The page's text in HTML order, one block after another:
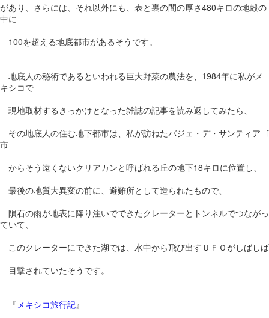
があり、さらには、それ以外にも、表と裏の間の厚さ480キロの地殻の
中に
100を超える地底都市があるそうです。
地底人の秘術であるといわれる巨大野菜の農法を、1984年に私がメ
キシコで
現地取材するきっかけとなった雑誌の記事を読み返してみたら、
その地底人の住む地下都市は、私が訪ねたバジェ・デ・サンティアゴ
市
からそう遠くないクリアカンと呼ばれる丘の地下18キロに位置し、
最後の地質大異変の前に、避難所として造られたもので、
隕石の雨が地表に降り注いでできたクレーターとトンネルでつながっ
ていて、
このクレーターにできた湖では、水中から飛び出すＵＦＯがしばしば
目撃されていたそうです。
『 メキシコ旅行記』